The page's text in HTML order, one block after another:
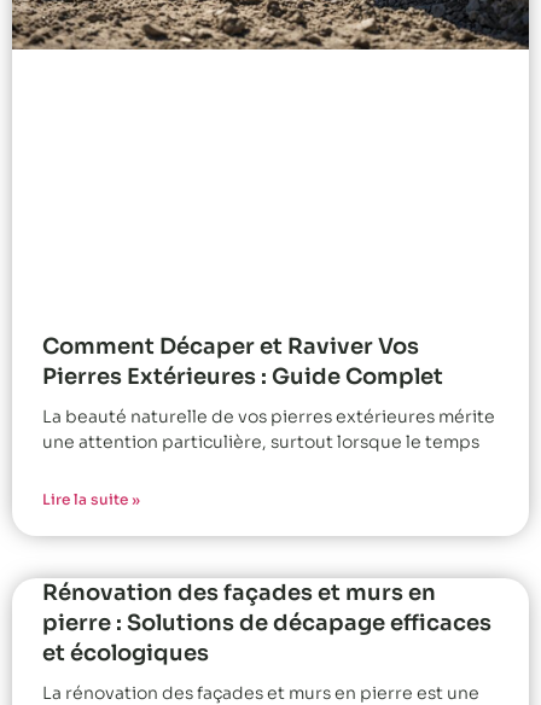
Comment Décaper et Raviver Vos
Pierres Extérieures : Guide Complet
La beauté naturelle de vos pierres extérieures mérite
une attention particulière, surtout lorsque le temps
Lire la suite »
Rénovation des façades et murs en
pierre : Solutions de décapage efficaces
et écologiques
La rénovation des façades et murs en pierre est une